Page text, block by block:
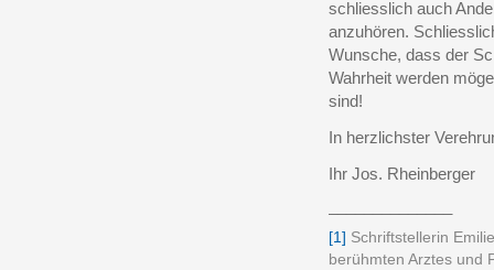
schliesslich auch
anzuhören.
Wunsche, dass der
Wahrheit werden
sind!
In herzlichster
Ihr Jos. Rheinberger
[1] Schriftstellerin
berühmten Arztes und